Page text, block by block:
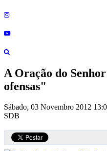
A Oração do
ofensas"
Sábado, 03 Novembro 2012
SDB